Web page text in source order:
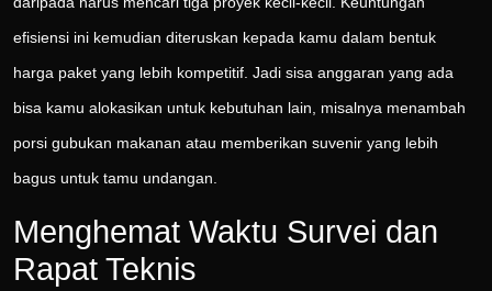
efisiensi ini kemudian diteruskan kepada kamu dalam bentuk
harga paket yang lebih kompetitif. Jadi sisa anggaran yang ada
bisa kamu alokasikan untuk kebutuhan lain, misalnya menambah
porsi gubukan makanan atau memberikan suvenir yang lebih
bagus untuk tamu undangan.
Menghemat Waktu Survei dan
Rapat Teknis